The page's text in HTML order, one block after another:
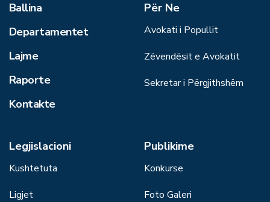
Ballina
Departamentet
Lajme
Raporte
Kontakte
Për Ne
Avokati i Popullit
Zëvendësit e Avokatit
Sekretar i Përgjithshëm
Legjislacioni
Kushtetuta
Ligjet
Publikime
Konkurse
Foto Galeri